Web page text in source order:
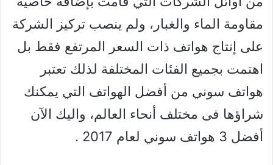
مقاومة الماء والغبار، ولم ينصب تركيز الشركة
على إنتاج هواتف ذات السعر المرتفع فقط بل
اهتمت بجميع الفئات المختلفة لذلك تعتبر
هواتف سوني من أفضل الهواتف التي يمكنك
شراؤها فى مختلف أنحاء العالم، واليك الآن
أفضل 3 هواتف سوني لعام 2017 .